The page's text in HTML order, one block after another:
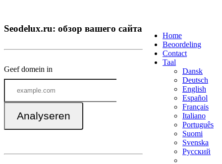
Home
Beoordeling
Contact
Taal
Dansk
Deutsch
English
Español
Français
Italiano
Português
Suomi
Svenska
Русский
Seodelux.ru: обзор вашего сайта
Geef domein in
Analyseren